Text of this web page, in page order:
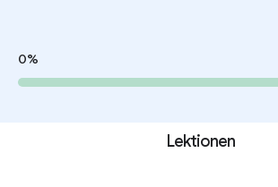
0%
Lektionen